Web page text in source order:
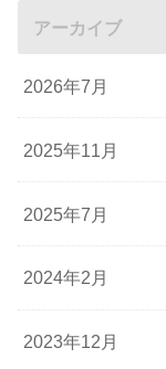
アーカイブ
2026年7月
2025年11月
2025年7月
2024年2月
2023年12月